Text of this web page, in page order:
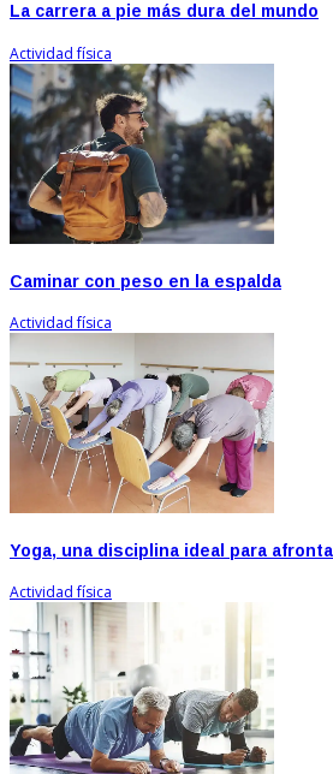
La carrera a pie más dura del mundo
Actividad física
Caminar con peso en la espalda
Actividad física
Yoga, una disciplina ideal para
Actividad física